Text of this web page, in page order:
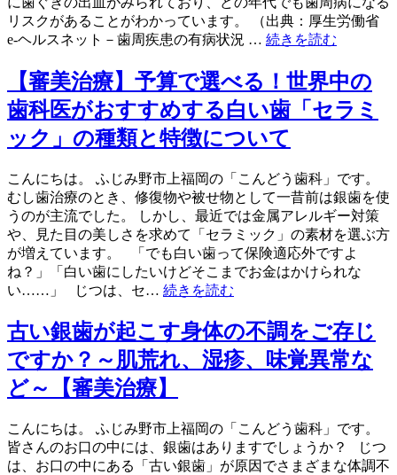
リスクがあることがわかっています。 （出典：厚生労働省
e-ヘルスネット－歯周疾患の有病状況 … 続きを読む
【審美治療】予算で選べる！世界中の
歯科医がおすすめする白い歯「セラミ
ック」の種類と特徴について
こんにちは。 ふじみ野市上福岡の「こんどう歯科」です。
むし歯治療のとき、修復物や被せ物として一昔前は銀歯を使
うのが主流でした。 しかし、最近では金属アレルギー対策
や、見た目の美しさを求めて「セラミック」の素材を選ぶ方
が増えています。 「でも白い歯って保険適応外ですよ
ね？」「白い歯にしたいけどそこまでお金はかけられな
い……」 じつは、セ… 続きを読む
古い銀歯が起こす身体の不調をご存じ
ですか？～肌荒れ、湿疹、味覚異常な
ど～【審美治療】
こんにちは。 ふじみ野市上福岡の「こんどう歯科」です。
皆さんのお口の中には、銀歯はありますでしょうか？ じつ
は、お口の中にある「古い銀歯」が原因でさまざまな体調不